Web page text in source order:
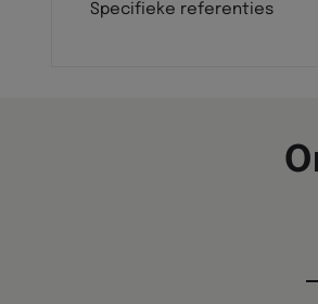
Specifieke referenties